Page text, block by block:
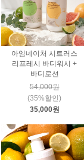
아임네이처 시트러스
리프레시 바디워시 +
바디로션
54,000원
(35%할인)
35,000원